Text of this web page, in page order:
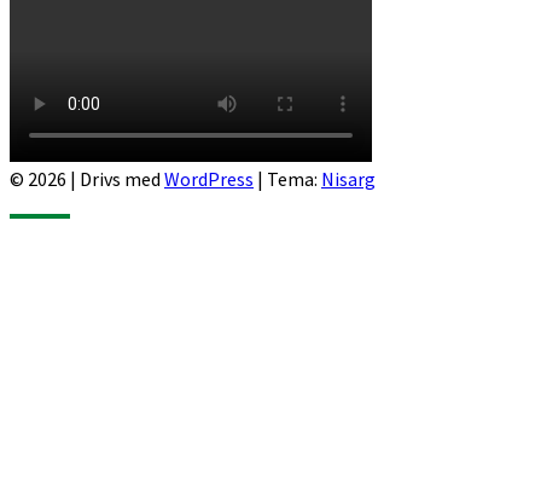
© 2026 | Drivs med WordPress | Tema: Nisarg